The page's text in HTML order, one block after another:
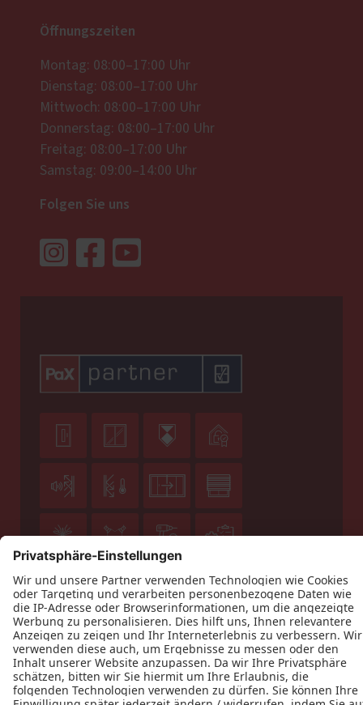
Öffnungszeiten
Montag: 08:00–17:00 Uhr
Dienstag: 08:00–17:00 Uhr
Mittwoch: 08:00–17:00 Uhr
Donnerstag: 08:00–17:00 Uhr
Freitag: 08:00–17:00 Uhr
Samstag: 09:00–14:00 Uhr
Folgen Sie uns
   
   
   
Datenschutz Impressum
Kontakt
Holz Klein GmbH © 2026